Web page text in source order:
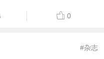
0
#杂志